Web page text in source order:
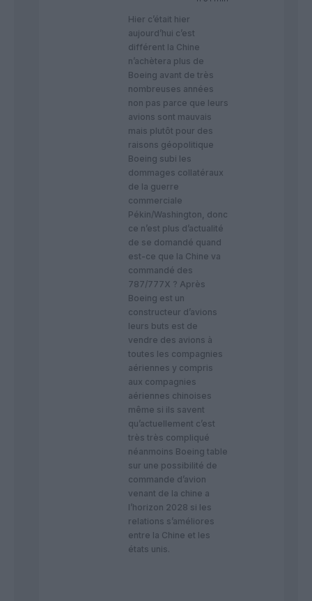
Hier c’était hier
aujourd’hui c’est
différent la Chine
n’achètera plus de
Boeing avant de très
nombreuses années
non pas parce que leurs
avions sont mauvais
mais plutôt pour des
raisons géopolitique
Boeing subi les
dommages collatéraux
de la guerre
commerciale
Pékin/Washington, donc
ce n’est plus d’actualité
de se domandé quand
est-ce que la Chine va
commandé des
787/777X ? Après
Boeing est un
constructeur d’avions
leurs buts est de
vendre des avions à
toutes les compagnies
aériennes y compris
aux compagnies
aériennes chinoises
même si ils savent
qu’actuellement c’est
très très compliqué
néanmoins Boeing table
sur une possibilité de
commande d’avion
venant de la chine a
l’horizon 2028 si les
relations s’améliores
entre la Chine et les
états unis.